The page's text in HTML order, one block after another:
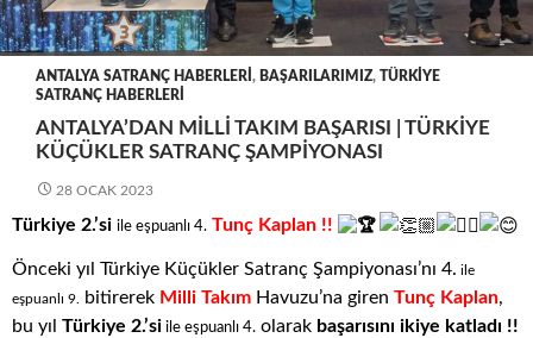
ANTALYA SATRANÇ HABERLERI , BAŞARILARIMIZ, TÜRKIYE
SATRANÇ HABERLERI
ANTALYA’DAN MILLI TAKIM BAŞARISI | TÜRKIYE
KÜÇÜKLER SATRANÇ ŞAMPIYONASI
28 OCAK 2023
Türkiye 2.’si ile eşpuanlı 4. Tunç Kaplan !!
Önceki yıl Türkiye Küçükler Satranç Şampiyonası’nı 4. ile
eşpuanlı 9. bitirerek Milli Takım Havuzu’na giren Tunç Kaplan,
bu yıl Türkiye 2.’si ile eşpuanlı 4. olarak başarısını ikiye katladı !!